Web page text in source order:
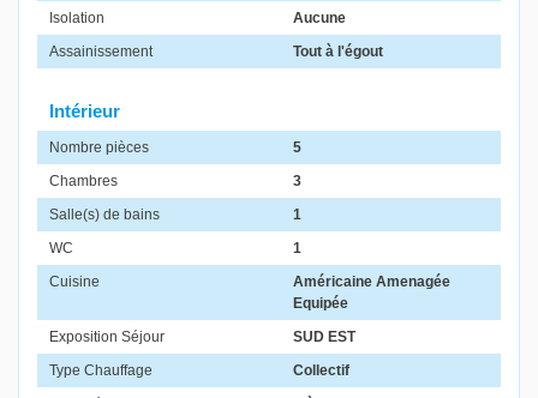
Isolation
Aucune
Assainissement
Tout à l'égout
Intérieur
Nombre pièces
5
Chambres
3
Salle(s) de bains
1
WC
1
Cuisine
Américaine Amenagée
Equipée
Exposition Séjour
SUD EST
Type Chauffage
Collectif